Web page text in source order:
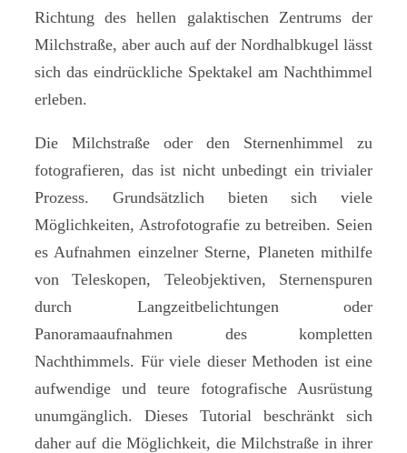
Richtung des hellen galaktischen Zentrums der
Milchstraße, aber auch auf der Nordhalbkugel lässt
sich das eindrückliche Spektakel am Nachthimmel
erleben.
Die Milchstraße oder den Sternenhimmel zu
fotografieren, das ist nicht unbedingt ein trivialer
Prozess. Grundsätzlich bieten sich viele
Möglichkeiten, Astrofotografie zu betreiben. Seien
es Aufnahmen einzelner Sterne, Planeten mithilfe
von Teleskopen, Teleobjektiven, Sternenspuren
durch Langzeitbelichtungen oder
Panoramaaufnahmen des kompletten
Nachthimmels. Für viele dieser Methoden ist eine
aufwendige und teure fotografische Ausrüstung
unumgänglich. Dieses Tutorial beschränkt sich
daher auf die Möglichkeit, die Milchstraße in ihrer